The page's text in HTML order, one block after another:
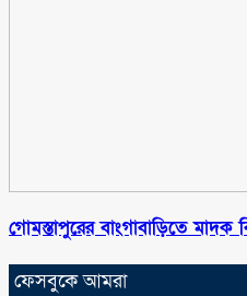
গোমস্তাপুরের বাংগাবাড়িতে মাদক
ফেসবুকে আমরা